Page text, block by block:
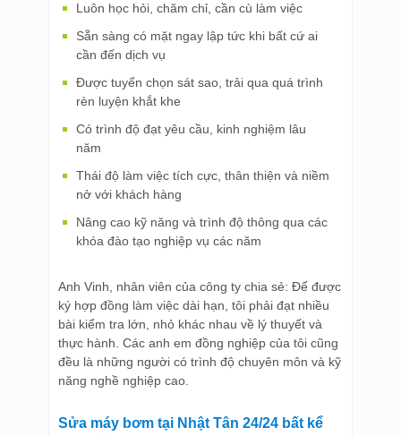
Luôn học hỏi, chăm chỉ, cần cù làm việc
Sẵn sàng có mặt ngay lập tức khi bất cứ ai
cần đến dịch vụ
Được tuyển chọn sát sao, trải qua quá trình
rèn luyện khắt khe
Có trình độ đạt yêu cầu, kinh nghiệm lâu
năm
Thái độ làm việc tích cực, thân thiện và niềm
nở với khách hàng
Nâng cao kỹ năng và trình độ thông qua các
khóa đào tạo nghiệp vụ các năm
Anh Vinh, nhân viên của công ty chia sẻ: Để được
ký hợp đồng làm việc dài hạn, tôi phải đạt nhiều
bài kiểm tra lớn, nhỏ khác nhau về lý thuyết và
thực hành. Các anh em đồng nghiệp của tôi cũng
đều là những người có trình độ chuyên môn và kỹ
năng nghề nghiệp cao.
Sửa máy bơm tại Nhật Tân 24/24 bất kể